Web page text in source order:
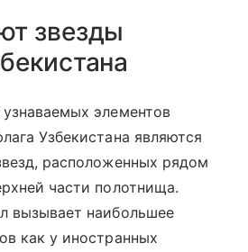
звезды
элементов
Узбекистана являются
расположенных рядом
части полотнища.
вызывает наибольшее
как у иностранных